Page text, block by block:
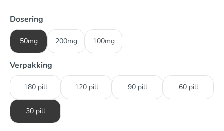
Dosering
50mg 200mg 100mg
Verpakking
180 pill 120 pill 90 pill 60 pill
30 pill